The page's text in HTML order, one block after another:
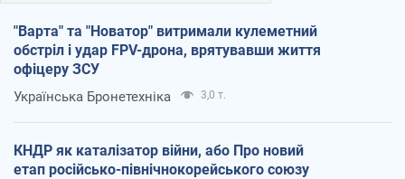
"Варта" та "Новатор" витримали кулеметний
обстріл і удар FPV-дрона, врятувавши життя
офіцеру ЗСУ
Українська Бронетехніка 3,0 т.
КНДР як каталізатор війни, або Про новий
етап російсько-північнокорейського союзу